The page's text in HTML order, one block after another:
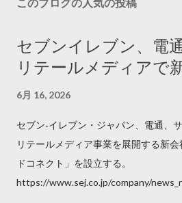
セブンイレブン、電
リテールメディアで
6月 16, 2026
セブン‐イレブン・ジャパン、電通、
リテールメディア事業を展開する新
ドコネクト」を設立する。
https://www.sej.co.jp/company/